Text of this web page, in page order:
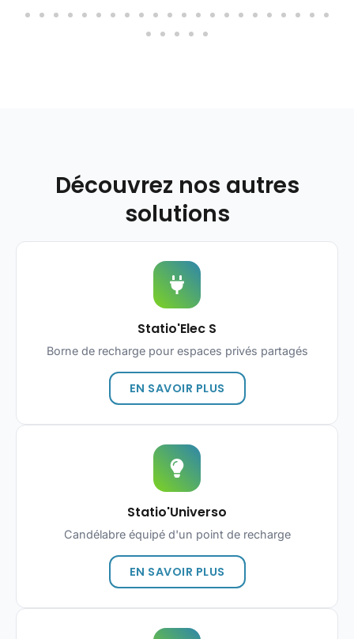
Découvrez nos autres
solutions
Statio'Elec S
Borne de recharge pour espaces privés partagés
EN SAVOIR PLUS
Statio'Universo
Candélabre équipé d'un point de recharge
EN SAVOIR PLUS